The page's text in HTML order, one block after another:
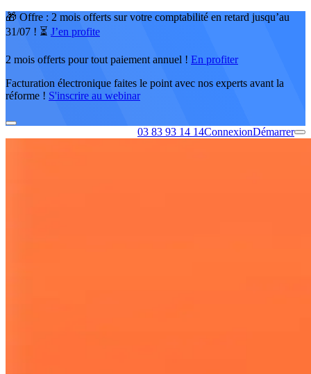
🎁 Offre : 2 mois offerts sur votre comptabilité en retard jusqu’au
31/07 ! ⏳ J’en profite
2 mois offerts pour tout paiement annuel ! En profiter
Facturation électronique faites le point avec nos experts avant la
réforme ! S'inscrire au webinar
03 83 93 14 14ConnexionDémarrer